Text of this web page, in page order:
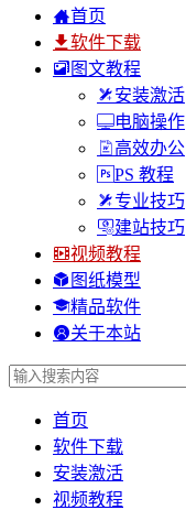
首页
软件下载
图文教程
安装激活
电脑操作
高效办公
PS 教程
专业技巧
建站技巧
视频教程
图纸模型
精品软件
关于本站
首页
软件下载
安装激活
视频教程